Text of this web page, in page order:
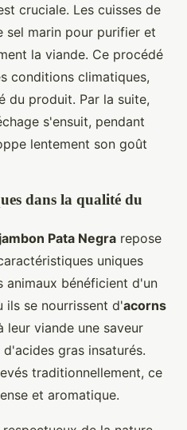
cruciale. Les cuisses de
sel marin pour purifier et
la viande. Ce procédé
conditions climatiques,
du produit. Par la suite,
s'ensuit, pendant
lentement son goût
dans la qualité du
jambon Pata Negra repose
uniques
animaux bénéficient d'un
ils se nourrissent d'acorns
leur viande une saveur
gras insaturés.
traditionnellement, ce
et aromatique.